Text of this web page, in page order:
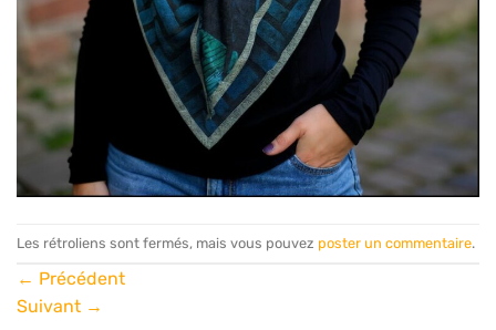
Les rétroliens sont fermés, mais vous pouvez poster un commentaire.
← Précédent
Suivant →